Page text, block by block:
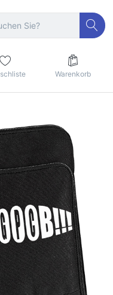
Warenkorb